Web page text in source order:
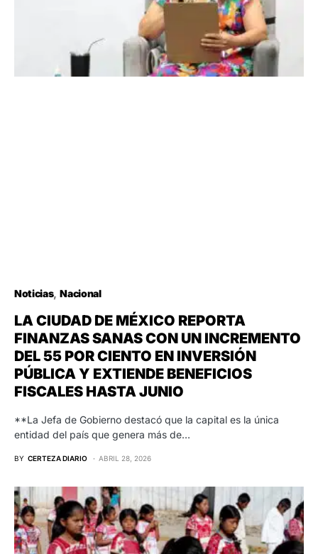
Noticias Nacional
LA CIUDAD DE MÉXICO REPORTA
FINANZAS SANAS CON UN INCREMENTO
DEL 55 POR CIENTO EN INVERSIÓN
PÚBLICA Y EXTIENDE BENEFICIOS
FISCALES HASTA JUNIO
**La Jefa de Gobierno destacó que la capital es la única
entidad del país que genera más de…
BY CERTEZA DIARIO ABRIL 28, 2026